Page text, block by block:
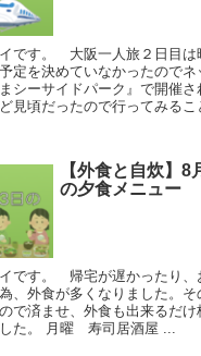
です。 大阪一人旅２日目は
定を決めていなかったので
シーサイドパーク』で開催さ
見頃だったので行ってみるこ
【外食と自炊】8
の夕食メニュー
です。 帰宅が遅かったり、
、外食が多くなりました。そ
で済ませ、外食も出来るだけ
た。 月曜 寿司居酒屋 ...